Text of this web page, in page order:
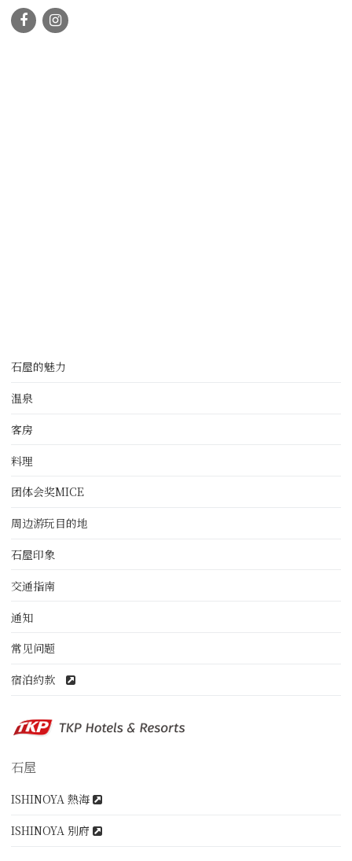
石屋的魅力
温泉
客房
料理
团体会奖MICE
周边游玩目的地
石屋印象
交通指南
通知
常见问题
宿泊約款
石屋
ISHINOYA 熱海
ISHINOYA 別府